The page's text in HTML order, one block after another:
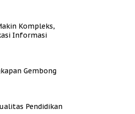
Kompleks,
Informasi
Gembong
Pendidikan